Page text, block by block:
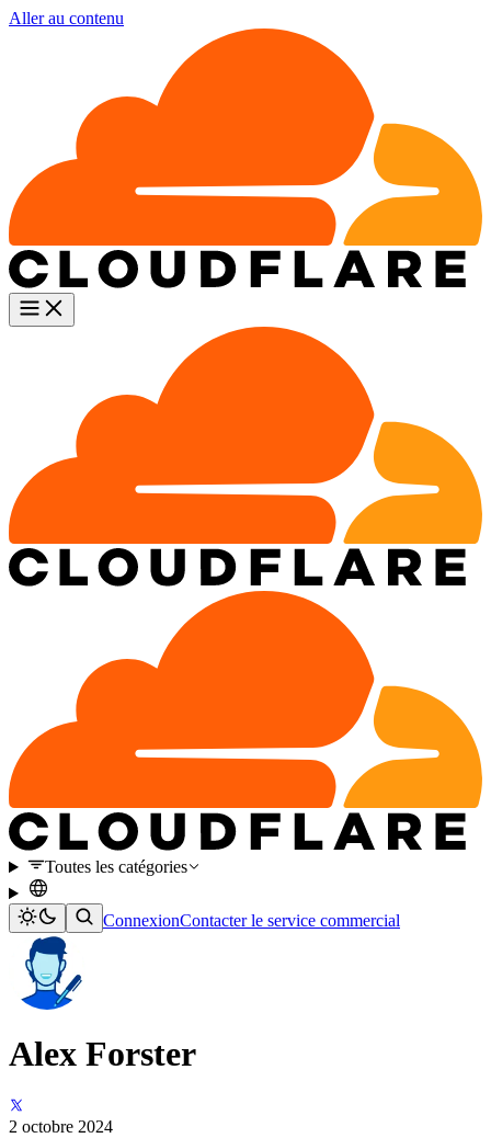
Aller au contenu
Toutes les catégories
ConnexionContacter le service commercial
Alex Forster
2 octobre 2024